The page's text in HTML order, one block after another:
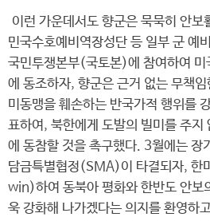
이런 가운데서도 향군은 묵묵히 안
민국수호예비역장성단 등 일부 군 예
국민투쟁본부(국토본)에 참여하여 미
에 동조하자, 향군은 근거 없는 무책
미동맹을 훼손하는 반국가적 행위를
표하여, 북한에게 도발의 빌미를 주지
에 동참할 것을 촉구했다. 3월에는 장
담금특별협정(SMA)이 타결되자,
win)하여 동북아 평화와 한반도 안보
욱 강화해 나가겠다는 의지를 환영하